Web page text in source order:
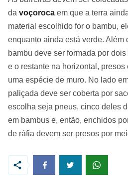
da voçoroca em que a terra
material escolhido for o bambu,
enquanto ainda está verde. Além
bambu deve ser formada por
e o restante na horizontal, presos
uma espécie de muro. No lado
paliçada deve ser coberta por
escolha seja pneus, cinco deles
em bambus e, então, enchidos
de ráfia devem ser presos por